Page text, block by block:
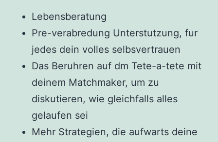
Lebensberatung
Pre-verabredung Unterstutzung, fur
jedes dein volles selbsvertrauen
Das Beruhren auf dm Tete-a-tete mit
deinem Matchmaker, um zu
diskutieren, wie gleichfalls alles
gelaufen sei
Mehr Strategien, die aufwarts deine